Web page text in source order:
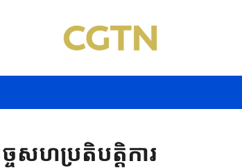
សហប្រតិបតិ្តការ